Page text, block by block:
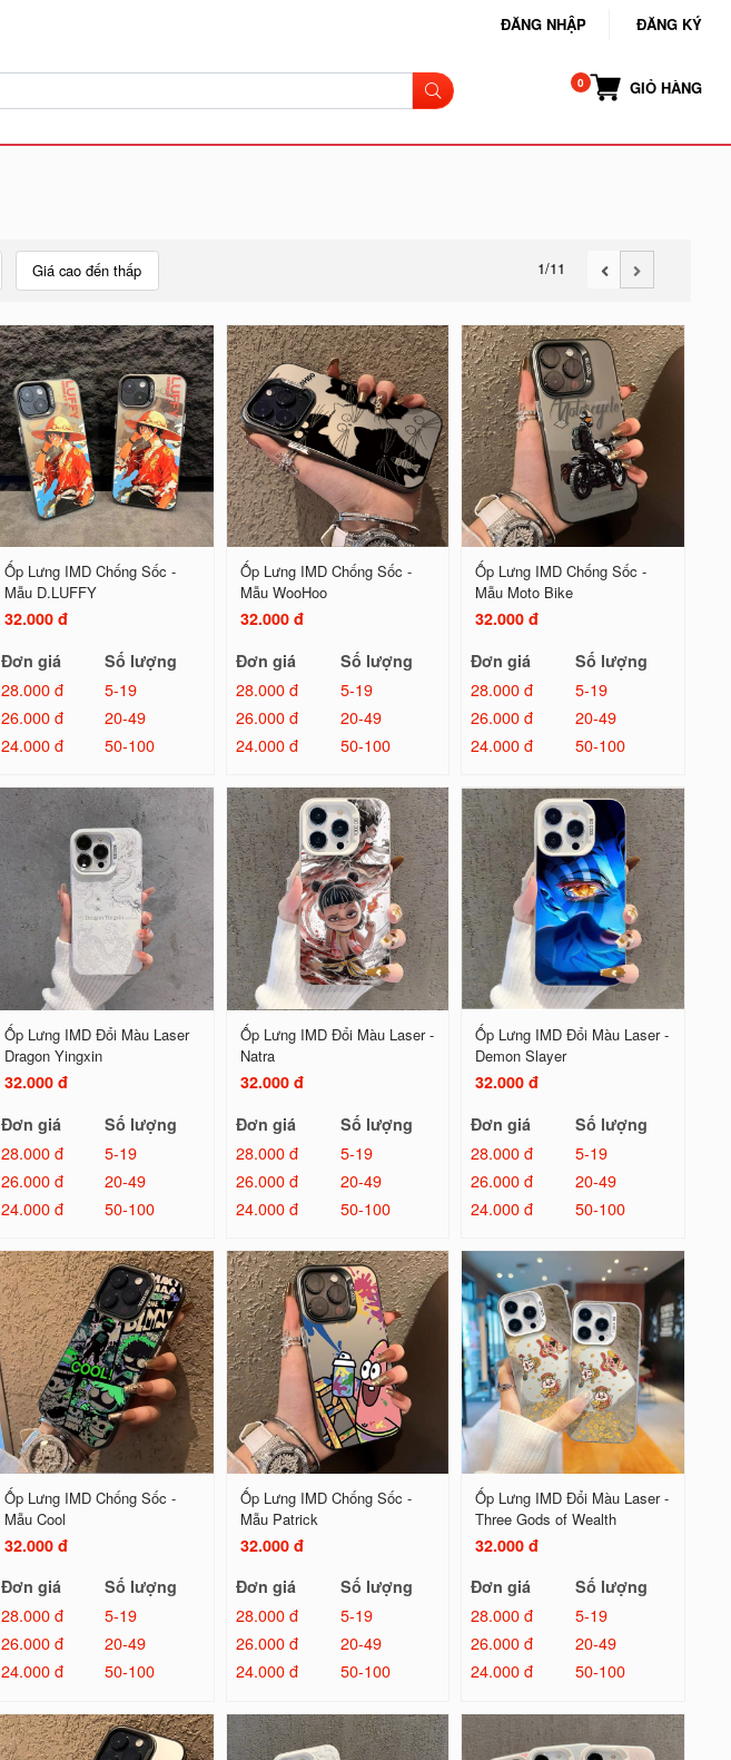
ĐĂNG NHẬP ĐĂNG KÝ
GIỎ HÀNG
Giá cao đến thấp 1/11
Ốp Lưng IMD Chống Sốc -
Mẫu D.LUFFY
32.000 đ
Đơn giá
Số lượng
28.000 đ
5-19
26.000 đ
20-49
24.000 đ
50-100
Ốp Lưng IMD Chống Sốc -
Mẫu WooHoo
32.000 đ
Đơn giá
Số lượng
28.000 đ
5-19
26.000 đ
20-49
24.000 đ
50-100
Ốp Lưng IMD Chống Sốc -
Mẫu Moto Bike
32.000 đ
Đơn giá
Số lượng
28.000 đ
5-19
26.000 đ
20-49
24.000 đ
50-100
Ốp Lưng IMD Đổi Màu Laser
Dragon Yingxin
32.000 đ
Đơn giá
Số lượng
28.000 đ
5-19
26.000 đ
20-49
24.000 đ
50-100
Ốp Lưng IMD Đổi Màu Laser -
Natra
32.000 đ
Đơn giá
Số lượng
28.000 đ
5-19
26.000 đ
20-49
24.000 đ
50-100
Ốp Lưng IMD Đổi Màu Laser -
Demon Slayer
32.000 đ
Đơn giá
Số lượng
28.000 đ
5-19
26.000 đ
20-49
24.000 đ
50-100
Ốp Lưng IMD Chống Sốc -
Mẫu Cool
32.000 đ
Đơn giá
Số lượng
28.000 đ
5-19
26.000 đ
20-49
24.000 đ
50-100
Ốp Lưng IMD Chống Sốc -
Mẫu Patrick
32.000 đ
Đơn giá
Số lượng
28.000 đ
5-19
26.000 đ
20-49
24.000 đ
50-100
Ốp Lưng IMD Đổi Màu Laser -
Three Gods of Wealth
32.000 đ
Đơn giá
Số lượng
28.000 đ
5-19
26.000 đ
20-49
24.000 đ
50-100